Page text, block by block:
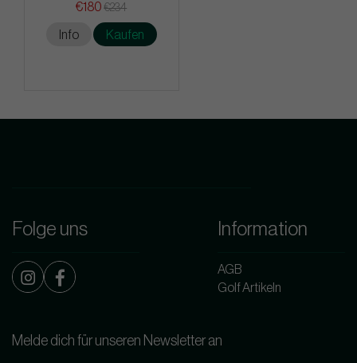
€180 €234
Info Kaufen
Folge uns Information
AGB
Golf Artikeln
Melde dich für unseren Newsletter an